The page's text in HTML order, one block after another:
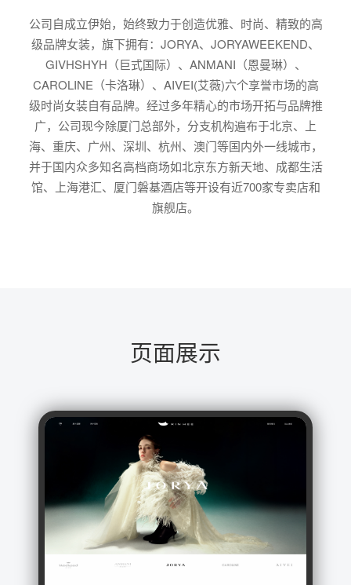
公司自成立伊始，始终致力于创造优雅、时尚、精致的高
级品牌女装，旗下拥有：JORYA、JORYAWEEKEND、
GIVHSHYH（巨式国际）、ANMANI（恩曼琳）、
CAROLINE（卡洛琳）、AIVEI(艾薇)六个享誉市场的高
级时尚女装自有品牌。经过多年精心的市场开拓与品牌推
广，公司现今除厦门总部外，分支机构遍布于北京、上
海、重庆、广州、深圳、杭州、澳门等国内外一线城市，
并于国内众多知名高档商场如北京东方新天地、成都生活
馆、上海港汇、厦门磐基酒店等开设有近700家专卖店和
旗舰店。
页面展示